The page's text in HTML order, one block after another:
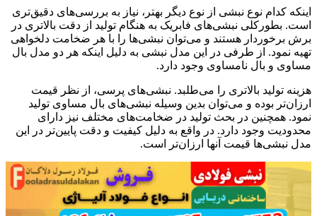
اینکه کدام نوع نبشی از نوع دیگر بهتر، نیاز به بررسی‌های دقیق‌تری
است. بطورکلی نبشی‌های فابریک به هنگام تولید از دقت بالاتری در
برش برخوردار هستند و می‌توان نبشی‌ها را با هر ضخامت دلخواهی
تهیه نمود. از طرفی در این مدل نبشی به دلیل اینکه هر دو مدل بال
مساوی و بال نامساوی وجود دارد.
هزینه تولید بالاتری را می‌طلبد. نبشی‌های پرسی، از نظر قیمت
ارزان‌تر بوده و می‌توان بدین وسیله نبشی‌های بال مساوی تولید
نمود. همچنین در بحث تولید در ضخامت‌های مختلف نیز دارای
محدودیت وجود دارد. در واقع به دلیل کیفیت و دقت پایین‌تر در این
مدل نبشی‌ها قیمت آنها ارزان‌تر است.